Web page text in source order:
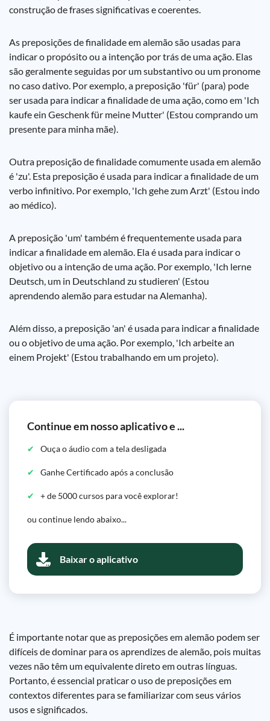
construção de frases significativas e coerentes.
As preposições de finalidade em alemão são usadas para
indicar o propósito ou a intenção por trás de uma ação. Elas
são geralmente seguidas por um substantivo ou um pronome
no caso dativo. Por exemplo, a preposição 'für' (para) pode
ser usada para indicar a finalidade de uma ação, como em 'Ich
kaufe ein Geschenk für meine Mutter' (Estou comprando um
presente para minha mãe).
Outra preposição de finalidade comumente usada em alemão
é 'zu'. Esta preposição é usada para indicar a finalidade de um
verbo infinitivo. Por exemplo, 'Ich gehe zum Arzt' (Estou indo
ao médico).
A preposição 'um' também é frequentemente usada para
indicar a finalidade em alemão. Ela é usada para indicar o
objetivo ou a intenção de uma ação. Por exemplo, 'Ich lerne
Deutsch, um in Deutschland zu studieren' (Estou
aprendendo alemão para estudar na Alemanha).
Além disso, a preposição 'an' é usada para indicar a finalidade
ou o objetivo de uma ação. Por exemplo, 'Ich arbeite an
einem Projekt' (Estou trabalhando em um projeto).
Continue em nosso aplicativo e ...
Ouça o áudio com a tela desligada
Ganhe Certificado após a conclusão
+ de 5000 cursos para você explorar!
ou continue lendo abaixo...
Baixar o aplicativo
É importante notar que as preposições em alemão podem ser
difíceis de dominar para os aprendizes de alemão, pois muitas
vezes não têm um equivalente direto em outras línguas.
Portanto, é essencial praticar o uso de preposições em
contextos diferentes para se familiarizar com seus vários
usos e significados.